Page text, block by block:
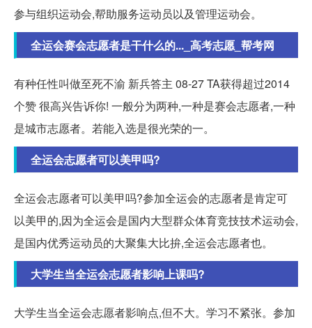
参与组织运动会,帮助服务运动员以及管理运动会。
全运会赛会志愿者是干什么的..._高考志愿_帮考网
有种任性叫做至死不渝 新兵答主 08-27 TA获得超过2014
个赞 很高兴告诉你! 一般分为两种,一种是赛会志愿者,一种
是城市志愿者。若能入选是很光荣的一。
全运会志愿者可以美甲吗?
全运会志愿者可以美甲吗?参加全运会的志愿者是肯定可
以美甲的,因为全运会是国内大型群众体育竞技技术运动会,
是国内优秀运动员的大聚集大比拚,全运会志愿者也。
大学生当全运会志愿者影响上课吗?
大学生当全运会志愿者影响点,但不大。学习不紧张。参加